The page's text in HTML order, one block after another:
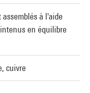
à l'aide
en équilibre
cuivre